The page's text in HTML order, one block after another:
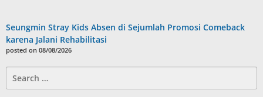
Seungmin Stray Kids Absen di Sejumlah Promosi Comeback
karena Jalani Rehabilitasi
posted on 08/08/2026
for: